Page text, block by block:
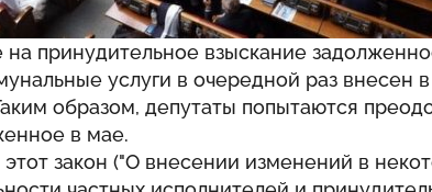
на принудительное взыскание
услуги в очередной раз внесен в
образом, депутаты попытаются
в мае.
закон ("О внесении изменений в